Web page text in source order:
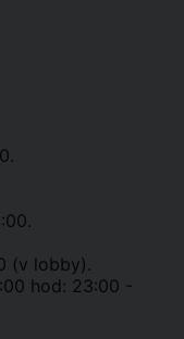
(v lobby).
hod: 23:00 -